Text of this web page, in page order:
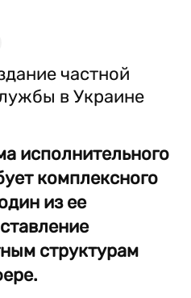
исполнительного
комплексного
из ее
структурам